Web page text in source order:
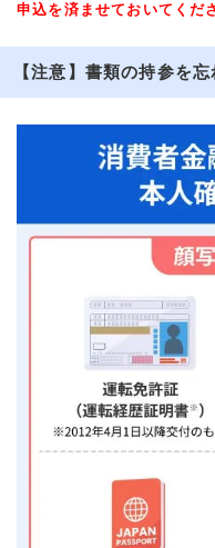
申込を済ませておいてくだ
【注意】書類の持参を